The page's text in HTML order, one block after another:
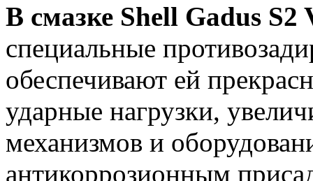
В смазке Shell Gadus S2
специальные
обеспечивают ей
ударные нагрузки,
механизмов и
антикоррозионным